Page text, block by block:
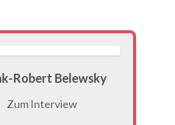
Robert Belewsky
Zum Interview